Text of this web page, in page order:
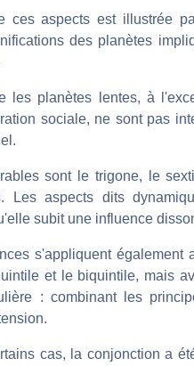
ces aspects est illustrée
des planètes
les planètes lentes, à
sociale, ne sont pas
sont le trigone, le
Les aspects dits
subit une influence
s'appliquent
et le biquintile, mais
: combinant les
cas, la conjonction a